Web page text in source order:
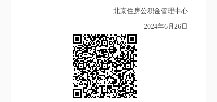
北京住房公积金管理中心
2024年6月26日